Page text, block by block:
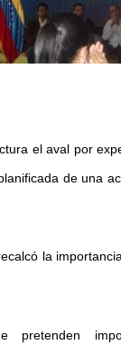
el aval por
de una
la
pretenden